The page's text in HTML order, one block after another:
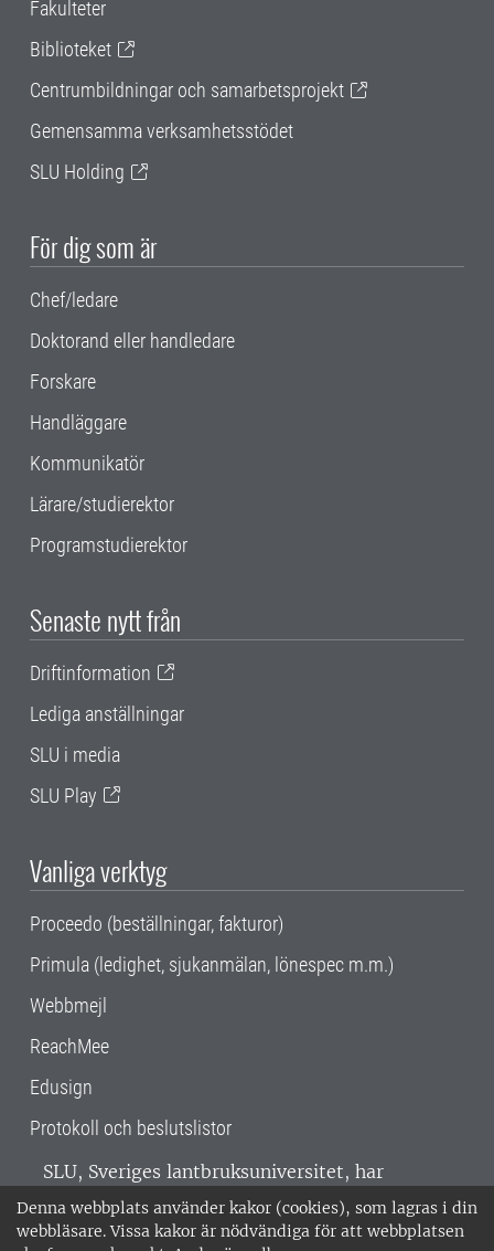
Denna webbplats använder kakor (cookies), som lagras i din
webbläsare. Vissa kakor är nödvändiga för att webbplatsen
Fakulteter
Biblioteket
Centrumbildningar och samarbetsprojekt
Gemensamma verksamhetsstödet
SLU Holding
För dig som är
Chef/ledare
Doktorand eller handledare
Forskare
Handläggare
Kommunikatör
Lärare/studierektor
Programstudierektor
Senaste nytt från
Driftinformation
Lediga anställningar
SLU i media
SLU Play
Vanliga verktyg
Proceedo (beställningar, fakturor)
Primula (ledighet, sjukanmälan, lönespec m.m.)
Webbmejl
ReachMee
Edusign
Protokoll och beslutslistor
SLU, Sveriges lantbruksuniversitet, har
verksamhet över hela Sverige. Huvudorter är
Alnarp, Uppsala och Umeå.SLU är